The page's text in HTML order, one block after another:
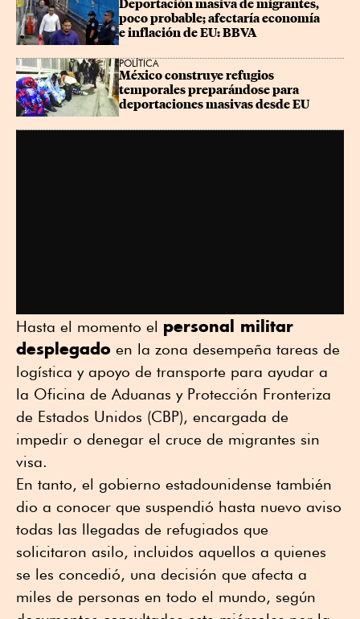
Deportación masiva de migrantes,
poco probable; afectaría economía
e inflación de EU: BBVA
POLÍTICA
México construye refugios
temporales preparándose para
deportaciones masivas desde EU
Hasta el momento el personal militar
desplegado en la zona desempeña tareas de
logística y apoyo de transporte para ayudar a
la Oficina de Aduanas y Protección Fronteriza
de Estados Unidos (CBP), encargada de
impedir o denegar el cruce de migrantes sin
visa.
En tanto, el gobierno estadounidense también
dio a conocer que suspendió hasta nuevo aviso
todas las llegadas de refugiados que
solicitaron asilo, incluidos aquellos a quienes
se les concedió, una decisión que afecta a
miles de personas en todo el mundo, según